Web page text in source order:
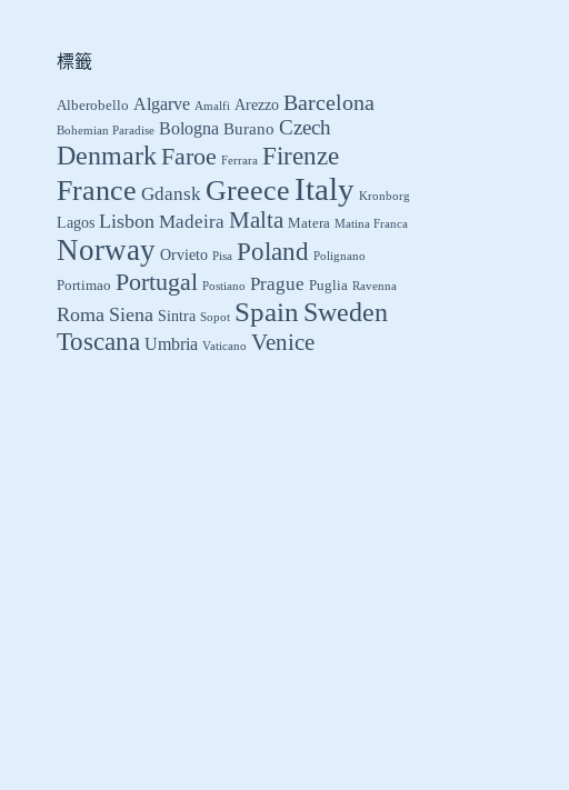
標籤
Alberobello Algarve Amalfi Arezzo Barcelona
Bohemian Paradise Bologna Burano Czech
DenmarkFaroe Ferrara Firenze
France Gdansk Greece Italy Kronborg
Lagos Lisbon Madeira Malta Matera Matina Franca
Norway Orvieto Pisa Poland Polignano
Portimao Portugal Postiano Prague Puglia Ravenna
Roma Siena Sintra Sopot Spain Sweden
Toscana Umbria Vaticano Venice